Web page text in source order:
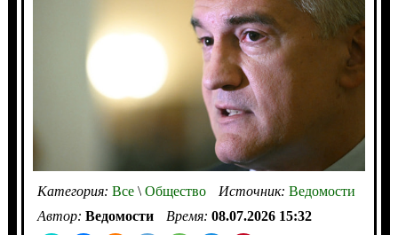
Категория: Все\Общество Источник: Ведомости
Автор: Ведомости Время: 08.07.2026 15:32